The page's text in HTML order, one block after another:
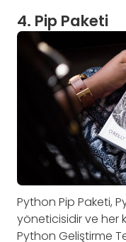
4. Pip Paketi
Python Pip Paketi,
yöneticisidir ve her
Python Geliştirme